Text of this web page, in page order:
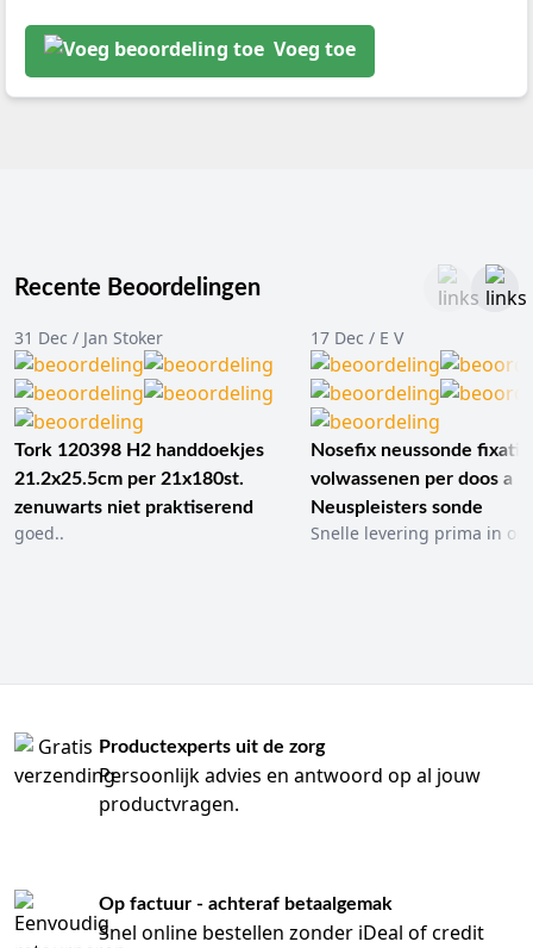
Voeg toe
Recente Beoordelingen
31 Dec / Jan Stoker
Tork 120398 H2 handdoekjes
21.2x25.5cm per 21x180st.
zenuwarts niet praktiserend
goed..
17 Dec / E V
Nosefix neussonde
volwassenen per doos a
Neuspleisters sonde
Snelle levering prima in
Productexperts uit de zorg
Persoonlijk advies en antwoord op al jouw
productvragen.
Op factuur - achteraf betaalgemak
Snel online bestellen zonder iDeal of credit